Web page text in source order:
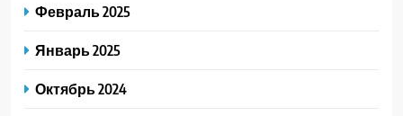
Февраль 2025
Январь 2025
Октябрь 2024